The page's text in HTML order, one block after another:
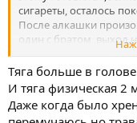
сигареты, осталось
После алкашки
один с братом ,выход
24/7 )
Начал постепенно
в плане денег не
хорошо, в
Все дело в
Тяга больше в
И тяга физическая 2
Даже когда было